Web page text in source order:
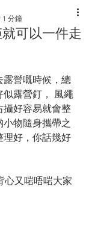
可以一件走
1 分鐘
露營嘅時候，總
似露營釘， 風繩
攝好容易就會整
物隨身攜帶之
理好，你話幾好
心又啱唔啱大家